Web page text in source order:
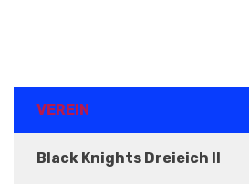
VEREIN
Black Knights Dreieich II